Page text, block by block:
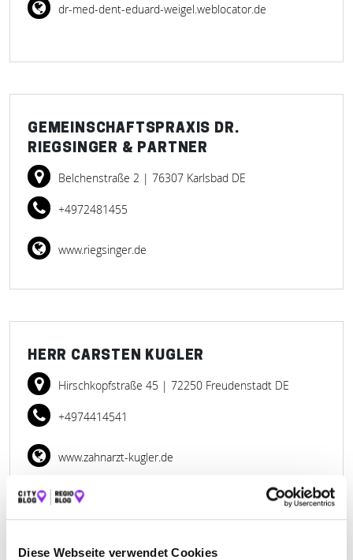
Diese Webseite verwendet Cookies
dr-med-dent-eduard-weigel.weblocator.de
GEMEINSCHAFTSPRAXIS DR.
RIEGSINGER & PARTNER
Belchenstraße 2 | 76307 Karlsbad DE
+4972481455
www.riegsinger.de
HERR CARSTEN KUGLER
Hirschkopfstraße 45 | 72250 Freudenstadt DE
+4974414541
www.zahnarzt-kugler.de